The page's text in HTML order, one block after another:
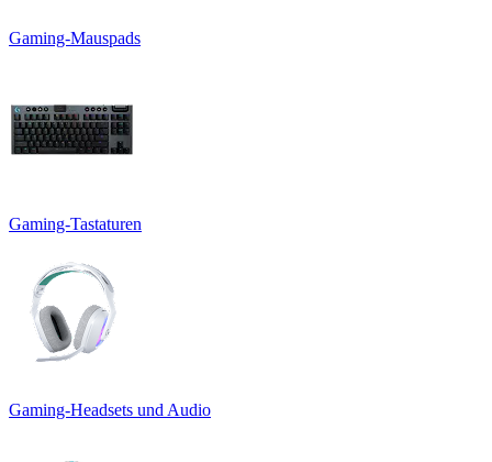
Gaming-Mauspads
Gaming-Tastaturen
Gaming-Headsets und Audio